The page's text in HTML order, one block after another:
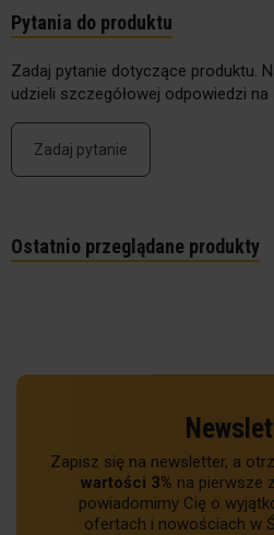
Pytania do produktu
Zadaj pytanie dotyczące produktu.
udzieli szczegółowej odpowiedzi na
Zadaj pytanie
Ostatnio przeglądane produkty
Zapisz się na newsletter, a
wartości 3% na pierwsze
powiadomimy Cię o
ofertach i nowościach w